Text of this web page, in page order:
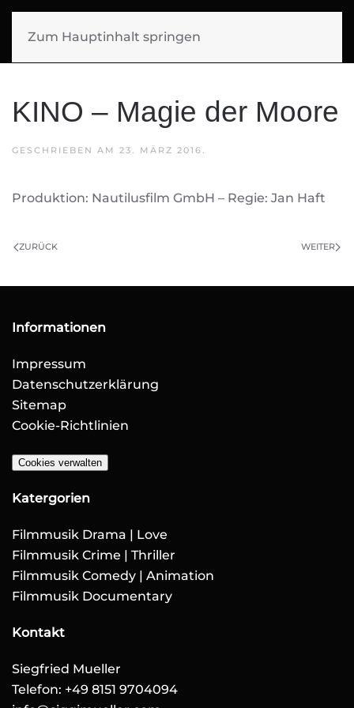
Zum Hauptinhalt springen
SIGGI MUELLER
FILMMUSIK
KINO – Magie der Moore
GESCHRIEBEN AM 23. MÄRZ 2016.
Produktion: Nautilusfilm GmbH – Regie: Jan Haft
ZURÜCK WEITER
Informationen
Impressum
Datenschutzerklärung
Sitemap
Cookie-Richtlinien
Cookies verwalten
Katergorien
Filmmusik Drama | Love
Filmmusik Crime | Thriller
Filmmusik Comedy | Animation
Filmmusik Documentary
Kontakt
Siegfried Mueller
Telefon: +49 8151 9704094